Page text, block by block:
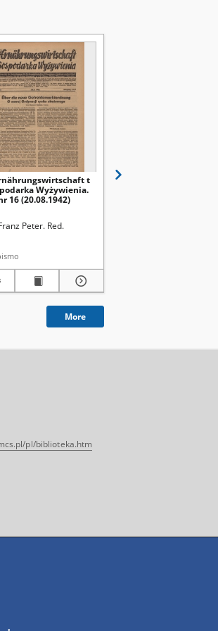
t
Wyżywienia.
16 (20.08.1942)
Peter. Red.
More
pl/biblioteka.htm